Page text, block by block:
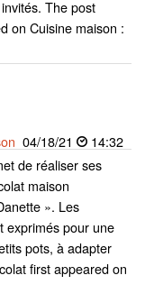
The post
on Cuisine maison :
04/18/21
14:32
de réaliser ses
maison
». Les
exprimés pour une
pots, à adapter
first appeared on